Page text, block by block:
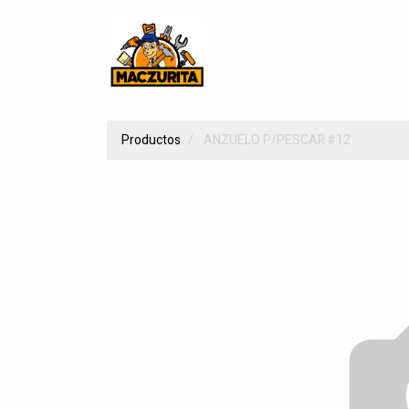
Productos ANZUELO P/PESCAR #12